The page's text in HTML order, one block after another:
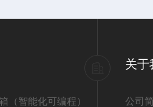
（智能化可编程）
关于
公司